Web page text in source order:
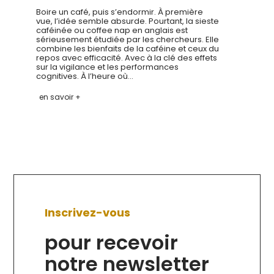
Boire un café, puis s’endormir. À première
vue, l’idée semble absurde. Pourtant, la sieste
caféinée ou coffee nap en anglais est
sérieusement étudiée par les chercheurs. Elle
combine les bienfaits de la caféine et ceux du
repos avec efficacité. Avec à la clé des effets
sur la vigilance et les performances
cognitives. À l’heure où…
en savoir +
Inscrivez-vous
pour recevoir
notre newsletter